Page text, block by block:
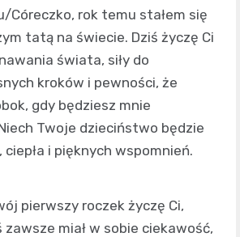
Córeczko, rok temu stałem się
tatą na świecie. Dziś życzę Ci
świata, siły do
kroków i pewności, że
gdy będziesz mnie
Twoje dzieciństwo będzie
ciepła i pięknych wspomnień.
pierwszy roczek życzę Ci,
zawsze miał w sobie ciekawość,